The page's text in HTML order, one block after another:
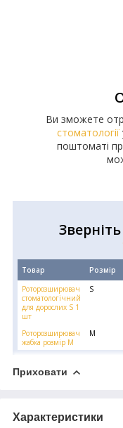
Ви зможете
стоматології
поштоматі
Товар Розмір
Роторозширювач
стоматологічний
для дорослих S 1
шт
S
Роторозширювач
жабка розмір M
M
Приховати
Характеристики